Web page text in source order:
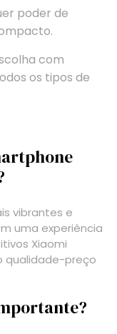
poder de
com
os tipos de
vibrantes e
uma experiência
Xiaomi
qualidade-preço